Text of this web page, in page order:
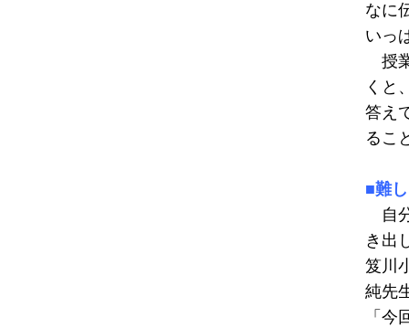
なに
いっ
授
くと
答え
るこ
■難
自
き出
笈川
純先
「